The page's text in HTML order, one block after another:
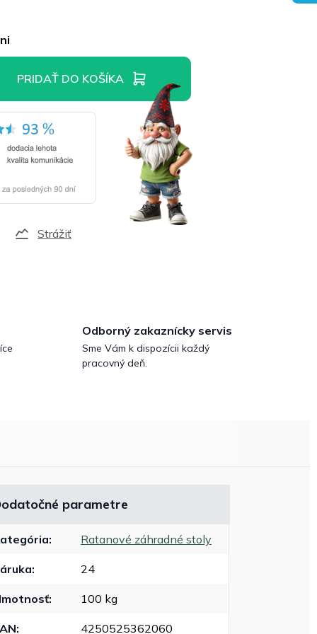
PRIDAŤ DO KOŠÍKA
Strážiť
Odborný zakaznícky servis
Sme Vám k dispozícii každý
pracovný deň.
parametre
: Ratanové záhradné stoly
: 24
: 100 kg
: 4250525362060